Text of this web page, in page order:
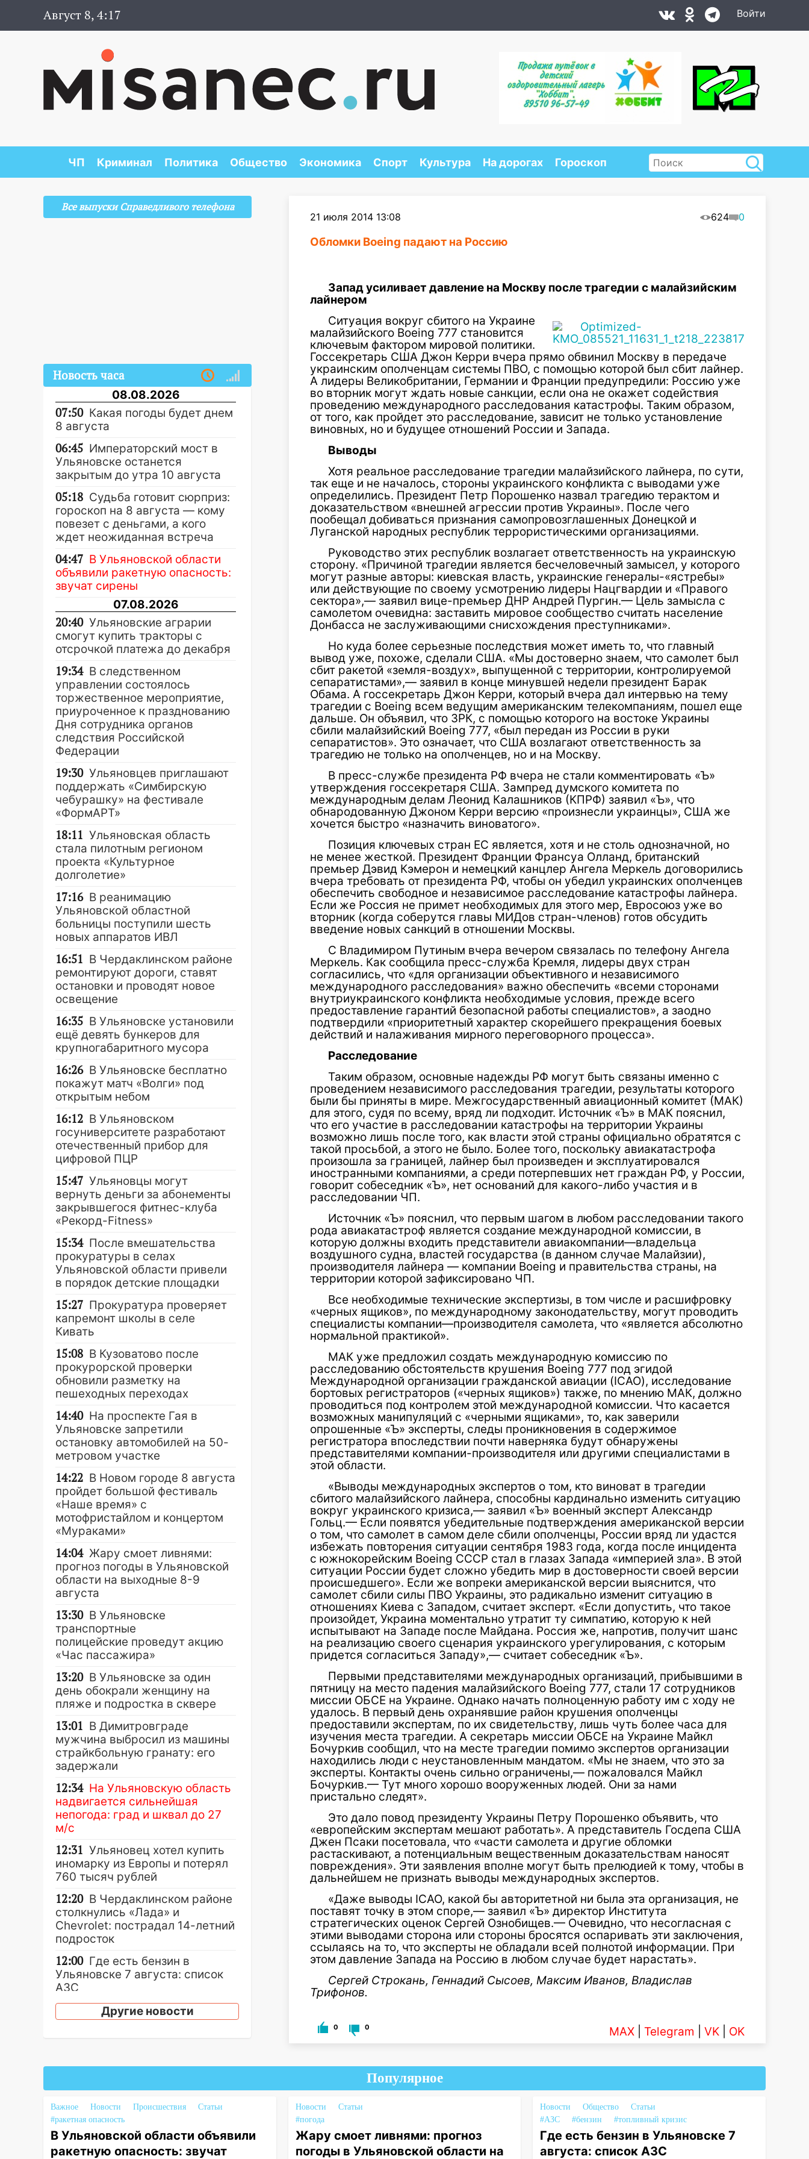
Август 8, 4:17 Войти
ЧП Криминал Политика Общество Экономика Спорт Культура На дорогах Гороскоп
21 июля 2014 13:08 624 0
Обломки Boeing падают на Россию
Запад усиливает давление на Москву после трагедии с малайзийским
лайнером
Ситуация вокруг сбитого на Украине
малайзийского Boeing 777 становится
ключевым фактором мировой политики.
Госсекретарь США Джон Керри вчера прямо обвинил Москву в передаче
украинским ополченцам системы ПВО, с помощью которой был сбит лайнер.
А лидеры Великобритании, Германии и Франции предупредили: Россию уже
во вторник могут ждать новые санкции, если она не окажет содействия
проведению международного расследования катастрофы. Таким образом,
от того, как пройдет это расследование, зависит не только установление
виновных, но и будущее отношений России и Запада.
Выводы
Хотя реальное расследование трагедии малайзийского лайнера, по сути,
так еще и не началось, стороны украинского конфликта с выводами уже
определились. Президент Петр Порошенко назвал трагедию терактом и
доказательством «внешней агрессии против Украины». После чего
пообещал добиваться признания самопровозглашенных Донецкой и
Луганской народных республик террористическими организациями.
Руководство этих республик возлагает ответственность на украинскую
сторону. «Причиной трагедии является бесчеловечный замысел, у которого
могут разные авторы: киевская власть, украинские генералы-«ястребы»
или действующие по своему усмотрению лидеры Нацгвардии и «Правого
сектора»,— заявил вице-премьер ДНР Андрей Пургин.— Цель замысла с
самолетом очевидна: заставить мировое сообщество считать население
Донбасса не заслуживающими снисхождения преступниками».
Но куда более серьезные последствия может иметь то, что главный
вывод уже, похоже, сделали США. «Мы достоверно знаем, что самолет был
сбит ракетой «земля-воздух», выпущенной с территории, контролируемой
сепаратистами»,— заявил в конце минувшей недели президент Барак
Обама. А госсекретарь Джон Керри, который вчера дал интервью на тему
трагедии с Boeing всем ведущим американским телекомпаниям, пошел еще
дальше. Он объявил, что ЗРК, с помощью которого на востоке Украины
сбили малайзийский Boeing 777, «был передан из России в руки
сепаратистов». Это означает, что США возлагают ответственность за
трагедию не только на ополченцев, но и на Москву.
В пресс-службе президента РФ вчера не стали комментировать «Ъ»
утверждения госсекретаря США. Зампред думского комитета по
международным делам Леонид Калашников (КПРФ) заявил «Ъ», что
обнародованную Джоном Керри версию «произнесли украинцы», США же
хочется быстро «назначить виноватого».
Позиция ключевых стран ЕС является, хотя и не столь однозначной, но
не менее жесткой. Президент Франции Франсуа Олланд, британский
премьер Дэвид Кэмерон и немецкий канцлер Ангела Меркель договорились
вчера требовать от президента РФ, чтобы он убедил украинских ополченцев
обеспечить свободное и независимое расследование катастрофы лайнера.
Если же Россия не примет необходимых для этого мер, Евросоюз уже во
вторник (когда соберутся главы МИДов стран-членов) готов обсудить
введение новых санкций в отношении Москвы.
С Владимиром Путиным вчера вечером связалась по телефону Ангела
Меркель. Как сообщила пресс-служба Кремля, лидеры двух стран
согласились, что «для организации объективного и независимого
международного расследования» важно обеспечить «всеми сторонами
внутриукраинского конфликта необходимые условия, прежде всего
предоставление гарантий безопасной работы специалистов», а заодно
подтвердили «приоритетный характер скорейшего прекращения боевых
действий и налаживания мирного переговорного процесса».
Расследование
Таким образом, основные надежды РФ могут быть связаны именно с
проведением независимого расследования трагедии, результаты которого
были бы приняты в мире. Межгосударственный авиационный комитет (МАК)
для этого, судя по всему, вряд ли подходит. Источник «Ъ» в МАК пояснил,
что его участие в расследовании катастрофы на территории Украины
возможно лишь после того, как власти этой страны официально обратятся с
такой просьбой, а этого не было. Более того, поскольку авиакатастрофа
произошла за границей, лайнер был произведен и эксплуатировался
иностранными компаниями, а среди потерпевших нет граждан РФ, у России,
говорит собеседник «Ъ», нет оснований для какого-либо участия и в
расследовании ЧП.
Источник «Ъ» пояснил, что первым шагом в любом расследовании такого
рода авиакатастроф является создание международной комиссии, в
которую должны входить представители авиакомпании—владельца
воздушного судна, властей государства (в данном случае Малайзии),
производителя лайнера — компании Boeing и правительства страны, на
территории которой зафиксировано ЧП.
Все необходимые технические экспертизы, в том числе и расшифровку
«черных ящиков», по международному законодательству, могут проводить
специалисты компании—производителя самолета, что «является абсолютно
нормальной практикой».
МАК уже предложил создать международную комиссию по
расследованию обстоятельств крушения Boeing 777 под эгидой
Международной организации гражданской авиации (ICAO), исследование
бортовых регистраторов («черных ящиков») также, по мнению МАК, должно
проводиться под контролем этой международной комиссии. Что касается
возможных манипуляций с «черными ящиками», то, как заверили
опрошенные «Ъ» эксперты, следы проникновения в содержимое
регистратора впоследствии почти наверняка будут обнаружены
представителями компании-производителя или другими специалистами в
этой области.
«Выводы международных экспертов о том, кто виноват в трагедии
сбитого малайзийского лайнера, способны кардинально изменить ситуацию
вокруг украинского кризиса,— заявил «Ъ» военный эксперт Александр
Гольц.— Если появятся убедительные подтверждения американской версии
о том, что самолет в самом деле сбили ополченцы, России вряд ли удастся
избежать повторения ситуации сентября 1983 года, когда после инцидента
с южнокорейским Boeing СССР стал в глазах Запада «империей зла». В этой
ситуации России будет сложно убедить мир в достоверности своей версии
происшедшего». Если же вопреки американской версии выяснится, что
самолет сбили силы ПВО Украины, это радикально изменит ситуацию в
отношениях Киева с Западом, считает эксперт. «Если допустить, что такое
произойдет, Украина моментально утратит ту симпатию, которую к ней
испытывают на Западе после Майдана. Россия же, напротив, получит шанс
на реализацию своего сценария украинского урегулирования, с которым
придется согласиться Западу»,— считает собеседник «Ъ».
Первыми представителями международных организаций, прибывшими в
пятницу на место падения малайзийского Boeing 777, стали 17 сотрудников
миссии ОБСЕ на Украине. Однако начать полноценную работу им с ходу не
удалось. В первый день охранявшие район крушения ополченцы
предоставили экспертам, по их свидетельству, лишь чуть более часа для
изучения места трагедии. А секретарь миссии ОБСЕ на Украине Майкл
Бочуркив сообщил, что на месте трагедии помимо экспертов организации
находились люди с неустановленным мандатом. «Мы не знаем, что это за
эксперты. Контакты очень сильно ограничены,— пожаловался Майкл
Бочуркив.— Тут много хорошо вооруженных людей. Они за нами
пристально следят».
Это дало повод президенту Украины Петру Порошенко объявить, что
«европейским экспертам мешают работать». А представитель Госдепа США
Джен Псаки посетовала, что «части самолета и другие обломки
растаскивают, а потенциальным вещественным доказательствам наносят
повреждения». Эти заявления вполне могут быть прелюдией к тому, чтобы в
дальнейшем не признать выводы международных экспертов.
«Даже выводы ICAO, какой бы авторитетной ни была эта организация, не
поставят точку в этом споре,— заявил «Ъ» директор Института
стратегических оценок Сергей Ознобищев.— Очевидно, что несогласная с
этими выводами сторона или стороны бросятся оспаривать эти заключения,
ссылаясь на то, что эксперты не обладали всей полнотой информации. При
этом давление Запада на Россию в любом случае будет нарастать».
Сергей Строкань, Геннадий Сысоев, Максим Иванов, Владислав
Трифонов.
0 0 MAX Telegram VK OK
Все выпуски Справедливого телефона
Новость часа
08.08.2026
07:50 Какая погоды будет днем
8 августа
06:45 Императорский мост в
Ульяновске останется
закрытым до утра 10 августа
05:18 Судьба готовит сюрприз:
гороскоп на 8 августа — кому
повезет с деньгами, а кого
ждет неожиданная встреча
04:47 В Ульяновской области
объявили ракетную опасность:
звучат сирены
07.08.2026
20:40 Ульяновские аграрии
смогут купить тракторы с
отсрочкой платежа до декабря
19:34 В следственном
управлении состоялось
торжественное мероприятие,
приуроченное к празднованию
Дня сотрудника органов
следствия Российской
Федерации
19:30 Ульяновцев приглашают
поддержать «Симбирскую
чебурашку» на фестивале
«ФормАРТ»
18:11 Ульяновская область
стала пилотным регионом
проекта «Культурное
долголетие»
17:16 В реанимацию
Ульяновской областной
больницы поступили шесть
новых аппаратов ИВЛ
16:51 В Чердаклинском районе
ремонтируют дороги, ставят
остановки и проводят новое
освещение
16:35 В Ульяновске установили
ещё девять бункеров для
крупногабаритного мусора
16:26 В Ульяновске бесплатно
покажут матч «Волги» под
открытым небом
16:12 В Ульяновском
госуниверситете разработают
отечественный прибор для
цифровой ПЦР
15:47 Ульяновцы могут
вернуть деньги за абонементы
закрывшегося фитнес-клуба
«Рекорд-Fitness»
15:34 После вмешательства
прокуратуры в селах
Ульяновской области привели
в порядок детские площадки
15:27 Прокуратура проверяет
капремонт школы в селе
Кивать
15:08 В Кузоватово после
прокурорской проверки
обновили разметку на
пешеходных переходах
14:40 На проспекте Гая в
Ульяновске запретили
остановку автомобилей на 50-
метровом участке
14:22 В Новом городе 8 августа
пройдет большой фестиваль
«Наше время» с
мотофристайлом и концертом
«Мураками»
14:04 Жару смоет ливнями:
прогноз погоды в Ульяновской
области на выходные 8-9
августа
13:30 В Ульяновске
транспортные
полицейские проведут акцию
«Час пассажира»
13:20 В Ульяновске за один
день обокрали женщину на
пляже и подростка в сквере
13:01 В Димитровграде
мужчина выбросил из машины
страйкбольную гранату: его
задержали
12:34 На Ульяновскую область
надвигается сильнейшая
непогода: град и шквал до 27
м/с
12:31 Ульяновец хотел купить
иномарку из Европы и потерял
760 тысяч рублей
12:20 В Чердаклинском районе
столкнулись «Лада» и
Chevrolet: пострадал 14-летний
подросток
12:00 Где есть бензин в
Ульяновске 7 августа: список
АЗС
11:50
Заснул рядом с ребёнком
и случайно задушил его: суд
11:38
В Госдуме предложили
отменить ЕГЭ с 2027 года
11:25 В Ульяновске ИИ будет
Другие новости
Популярное
Важное Новости Происшествия
Статьи
#ракетная опасность
В Ульяновской области объявили
ракетную опасность: звучат
Новости
Статьи
#погода
Жару смоет ливнями: прогноз
погоды в Ульяновской области на
Новости Общество
Статьи
#АЗС
#бензин #топливный кризис
Где есть бензин в Ульяновске 7
августа: список АЗС